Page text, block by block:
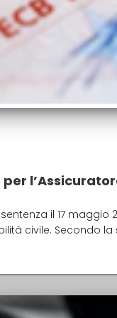
il 17
civile. Secondo